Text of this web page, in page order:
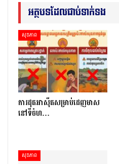
អត្ថបទដែលជាប់ទាក់ទង
សុខភាព
ការដុតអាស៊ីតសម្រាប់ដេញមាស
នៅទីចំហ…
សុខភាព